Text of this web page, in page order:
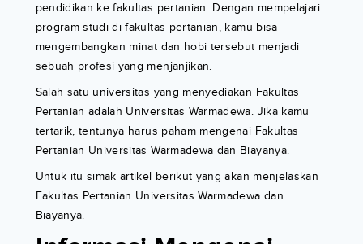
pendidikan ke fakultas pertanian. Dengan mempelajari
program studi di fakultas pertanian, kamu bisa
mengembangkan minat dan hobi tersebut menjadi
sebuah profesi yang menjanjikan.
Salah satu universitas yang menyediakan Fakultas
Pertanian adalah Universitas Warmadewa. Jika kamu
tertarik, tentunya harus paham mengenai Fakultas
Pertanian Universitas Warmadewa dan Biayanya.
Untuk itu simak artikel berikut yang akan menjelaskan
Fakultas Pertanian Universitas Warmadewa dan
Biayanya.